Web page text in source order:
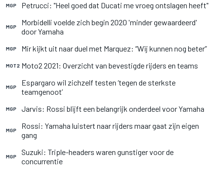
MGP Petrucci: "Heel goed dat Ducati me vroeg ontslagen heeft"
MGP
Morbidelli voelde zich begin 2020 'minder gewaardeerd'
door Yamaha
MGP Mir kijkt uit naar duel met Marquez: “Wij kunnen nog beter”
MOT2 Moto2 2021: Overzicht van bevestigde rijders en teams
MGP
Espargaro wil zichzelf testen ‘tegen de sterkste
teamgenoot’
MGP Jarvis: Rossi blijft een belangrijk onderdeel voor Yamaha
MGP
Rossi: Yamaha luistert naar rijders maar gaat zijn eigen
gang
MGP
Suzuki: Triple-headers waren gunstiger voor de
concurrentie